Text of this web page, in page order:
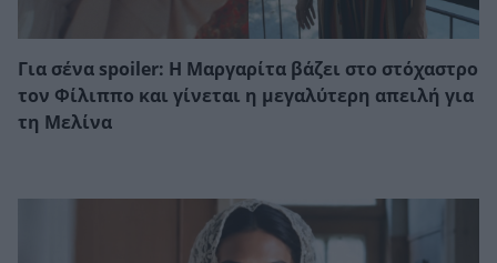
Για σένα spoiler: Η Μαργαρίτα βάζει στο στόχαστρο
τον Φίλιππο και γίνεται η μεγαλύτερη απειλή για
τη Μελίνα